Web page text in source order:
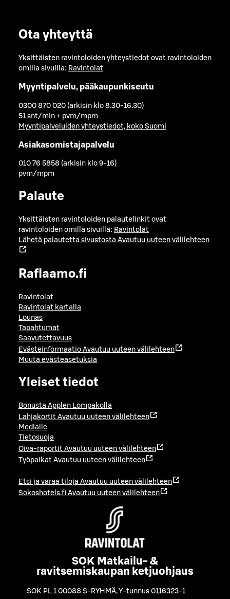
Ota yhteyttä
Yksittäisten ravintoloiden yhteystiedot ovat ravintoloiden
omilla sivuilla: Ravintolat
Myyntipalvelu, pääkaupunkiseutu
0300 870 020 (arkisin klo 8.30-16.30)
51 snt/min + pvm/mpm
Myyntipalveluiden yhteystiedot, koko Suomi
Asiakasomistajapalvelu
010 76 5858 (arkisin klo 9-16)
pvm/mpm
Palaute
Yksittäisten ravintoloiden palautelinkit ovat
ravintoloiden omilla sivuilla: Ravintolat
Lähetä palautetta sivustosta Avautuu uuteen välilehteen
Raflaamo.fi
Ravintolat
Ravintolat kartalla
Lounas
Tapahtumat
Saavutettavuus
Evästeinformaatio Avautuu uuteen välilehteen
Muuta evästeasetuksia
Yleiset tiedot
Bonusta Applen Lompakolla
Lahjakortit Avautuu uuteen välilehteen
Medialle
Tietosuoja
Oiva-raportit Avautuu uuteen välilehteen
Työpaikat Avautuu uuteen välilehteen
Etsi ja varaa tiloja Avautuu uuteen välilehteen
Sokoshotels.fi Avautuu uuteen välilehteen
SOK Matkailu- &
ravitsemiskaupan ketjuohjaus
SOK PL 1 00088 S-RYHMÄ,Y-tunnus 0116323-1